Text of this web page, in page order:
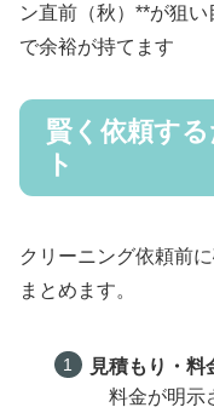
ン直前（秋）**が狙
で余裕が持てます
賢く依頼す
ト
クリーニング依頼前
まとめます。
見積もり・料
料金が明示